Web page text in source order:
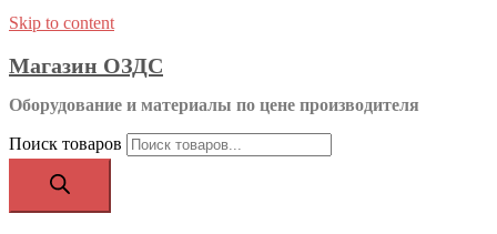
Skip to content
Магазин ОЗДС
Оборудование и материалы по цене производителя
Поиск товаров